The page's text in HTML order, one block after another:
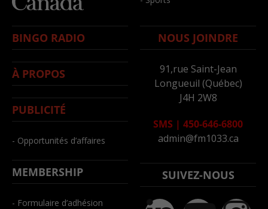
BINGO RADIO
À PROPOS
PUBLICITÉ
- Opportunités d’affaires
MEMBERSHIP
- Formulaire d’adhésion
NOUS JOINDRE
91,rue Saint-Jean
Longueuil (Québec)
J4H 2W8
SMS | 450-646-6800
admin@fm1033.ca
SUIVEZ-NOUS